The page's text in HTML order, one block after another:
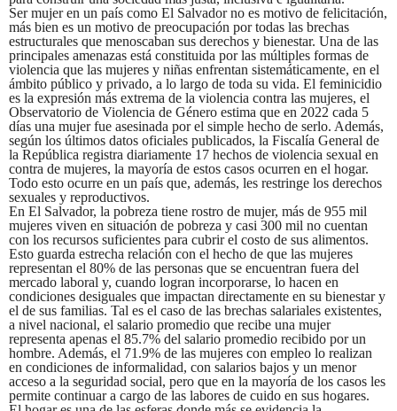
Ser mujer en un país como El Salvador no es motivo de felicitación,
más bien es un motivo de preocupación por todas las brechas
estructurales que menoscaban sus derechos y bienestar. Una de las
principales amenazas está constituida por las múltiples formas de
violencia que las mujeres y niñas enfrentan sistemáticamente, en el
ámbito público y privado, a lo largo de toda su vida. El feminicidio
es la expresión más extrema de la violencia contra las mujeres, el
Observatorio de Violencia de Género estima que en 2022 cada 5
días una mujer fue asesinada por el simple hecho de serlo. Además,
según los últimos datos oficiales publicados, la Fiscalía General de
la República registra diariamente 17 hechos de violencia sexual en
contra de mujeres, la mayoría de estos casos ocurren en el hogar.
Todo esto ocurre en un país que, además, les restringe los derechos
sexuales y reproductivos.
En El Salvador, la pobreza tiene rostro de mujer, más de 955 mil
mujeres viven en situación de pobreza y casi 300 mil no cuentan
con los recursos suficientes para cubrir el costo de sus alimentos.
Esto guarda estrecha relación con el hecho de que las mujeres
representan el 80% de las personas que se encuentran fuera del
mercado laboral y, cuando logran incorporarse, lo hacen en
condiciones desiguales que impactan directamente en su bienestar y
el de sus familias. Tal es el caso de las brechas salariales existentes,
a nivel nacional, el salario promedio que recibe una mujer
representa apenas el 85.7% del salario promedio recibido por un
hombre. Además, el 71.9% de las mujeres con empleo lo realizan
en condiciones de informalidad, con salarios bajos y un menor
acceso a la seguridad social, pero que en la mayoría de los casos les
permite continuar a cargo de las labores de cuido en sus hogares.